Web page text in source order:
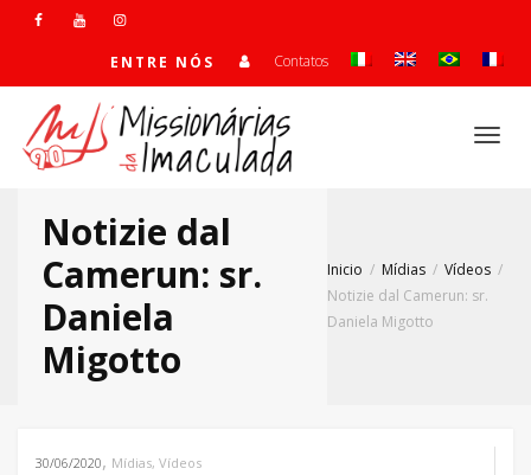
ENTRE NÓS Contatos
Notizie dal
Camerun: sr.
Daniela
Migotto
Inicio Mídias
Vídeos
Notizie dal Camerun: sr.
Daniela Migotto
30/06/2020, Mídias, Vídeos